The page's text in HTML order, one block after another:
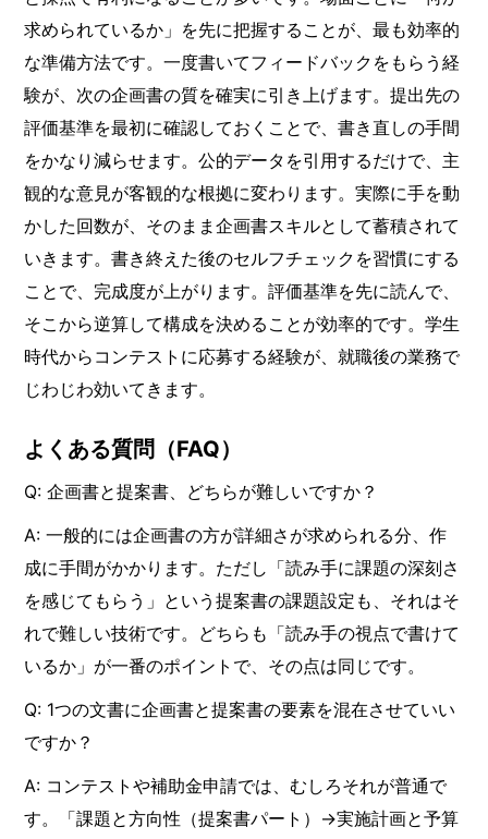
求められているか」を先に把握することが、最も効率的
な準備方法です。一度書いてフィードバックをもらう経
験が、次の企画書の質を確実に引き上げます。提出先の
評価基準を最初に確認しておくことで、書き直しの手間
をかなり減らせます。公的データを引用するだけで、主
観的な意見が客観的な根拠に変わります。実際に手を動
かした回数が、そのまま企画書スキルとして蓄積されて
いきます。書き終えた後のセルフチェックを習慣にする
ことで、完成度が上がります。評価基準を先に読んで、
そこから逆算して構成を決めることが効率的です。学生
時代からコンテストに応募する経験が、就職後の業務で
じわじわ効いてきます。
よくある質問（FAQ）
Q: 企画書と提案書、どちらが難しいですか？
A: 一般的には企画書の方が詳細さが求められる分、作
成に手間がかかります。ただし「読み手に課題の深刻さ
を感じてもらう」という提案書の課題設定も、それはそ
れで難しい技術です。どちらも「読み手の視点で書けて
いるか」が一番のポイントで、その点は同じです。
Q: 1つの文書に企画書と提案書の要素を混在させていい
ですか？
A: コンテストや補助金申請では、むしろそれが普通で
す。「課題と方向性（提案書パート）→実施計画と予算